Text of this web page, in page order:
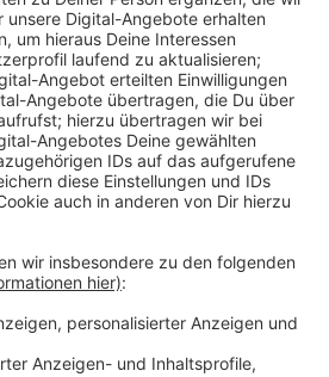
wenn ich angeschrieben
tatsächlich nur diesem einen
Verlässliche Daten für
werden gesammelt. Die
sich also kein Finanzbeamter
Zensus zum gewisse